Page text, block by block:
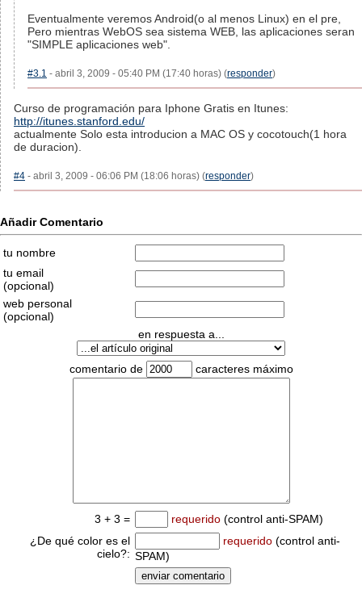
Eventualmente veremos Android(o al menos Linux) en el pre,
Pero mientras WebOS sea sistema WEB, las aplicaciones seran
"SIMPLE aplicaciones web".
#3.1 - abril 3, 2009 - 05:40 PM (17:40 horas) (responder)
Curso de programación para Iphone Gratis en Itunes:
http://itunes.stanford.edu/
actualmente Solo esta introducion a MAC OS y cocotouch(1 hora
de duracion).
#4 - abril 3, 2009 - 06:06 PM (18:06 horas) (responder)
Añadir Comentario
tu nombre
tu email
(opcional)
web personal
(opcional)
en respuesta a...
comentario de caracteres máximo
3 + 3 = requerido (control anti-SPAM)
¿De qué color es el
cielo?:
requerido (control anti-
SPAM)